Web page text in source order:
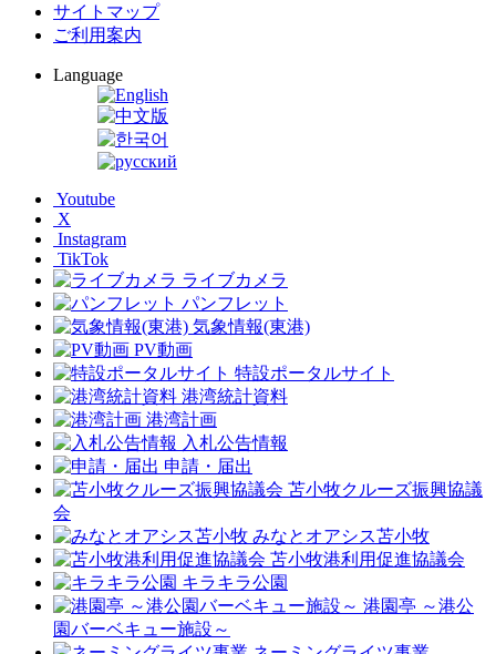
サイトマップ
ご利用案内
Language
Youtube
X
Instagram
TikTok
ライブカメラ
パンフレット
気象情報(東港)
PV動画
特設ポータルサイト
港湾統計資料
港湾計画
入札公告情報
申請・届出
苫小牧クルーズ振興協議
会
みなとオアシス苫小牧
苫小牧港利用促進協議会
キラキラ公園
港園亭 ～港公
園バーベキュー施設～